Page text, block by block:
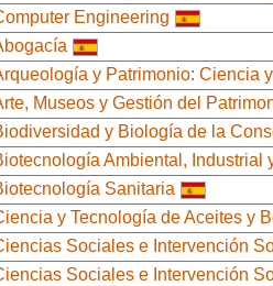
Engineering
y Patrimonio: Ciencia
Museos y Gestión del
y Biología de la
Ambiental, Industrial
Sanitaria
y Tecnología de Aceites y
Sociales e Intervención
Sociales e Intervención